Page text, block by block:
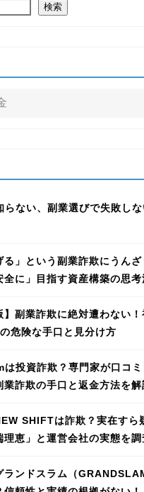
検索
らない、副業選びで失敗し
る」という副業詐欺にうん
全に」目指す資産構築の思考
】副業詐欺に絶対遭わない
危険な手口と見分け方
投資詐欺？専門家が口コミ
業詐欺の手口と返金方法を解
SHIFTは詐欺？実在すら
理恵」と運営会社の実態を調
ランドスラム（